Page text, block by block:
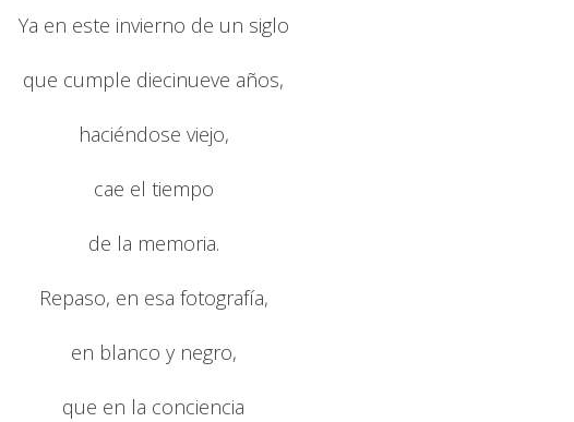
Ya en este invierno de un siglo
que cumple diecinueve años,
haciéndose viejo,
cae el tiempo
de la memoria.
Repaso, en esa fotografía,
en blanco y negro,
que en la conciencia